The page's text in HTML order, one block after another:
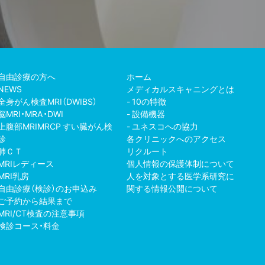
由診療の方へ
身がん検査MRI（DWIBS）
MRI・MRA・DWI
腹部MRIMRCP すい臓がん検
ＣＴ
レディース
乳房
由診療（検診）のお申込み
予約から結果まで
CT検査の注意事項
診コース・料金
ホーム
メディカルスキャニングとは
10の特徴
設備機器
ユネスコへの協力
各クリニックへのアクセス
リクルート
個人情報の保護体制について
人を対象とする医学系研究に
関する情報公開について